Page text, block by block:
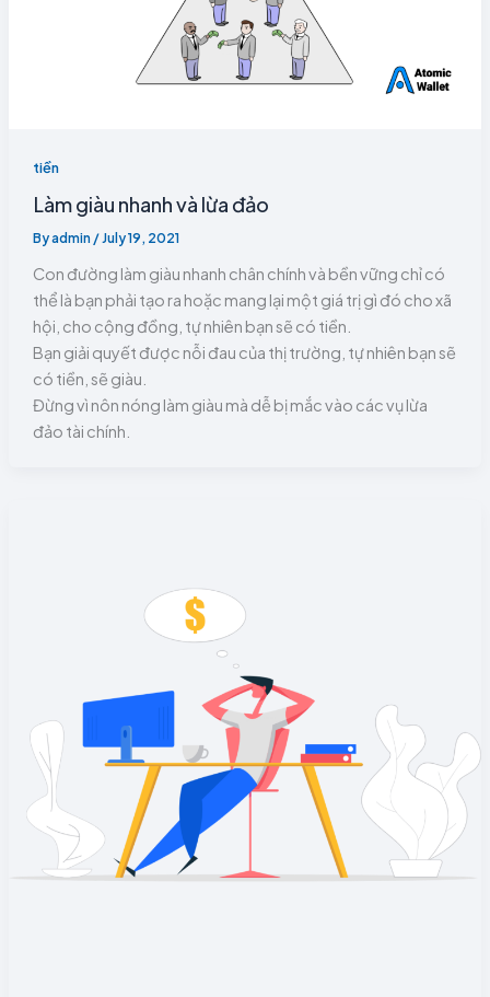
tiền
Làm giàu nhanh và lừa đảo
Byadmin / July 19, 2021
Con đường làm giàu nhanh chân chính và bền vững chỉ có
thể là bạn phải tạo ra hoặc mang lại một giá trị gì đó cho xã
hội, cho cộng đồng, tự nhiên bạn sẽ có tiền.
Bạn giải quyết được nỗi đau của thị trường, tự nhiên bạn sẽ
có tiền, sẽ giàu.
Đừng vì nôn nóng làm giàu mà dễ bị mắc vào các vụ lừa
đảo tài chính.